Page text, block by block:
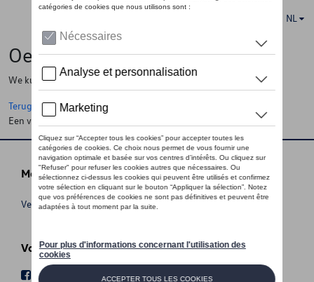
NL
Oeps !
We kunnen de pagina, de informatie die u zoekt niet vinden
Terug naar de startpagina
Een vraag ?
Meer info
Verkoopsvoorwaarden
Volg Ons
Facebook
Youtube